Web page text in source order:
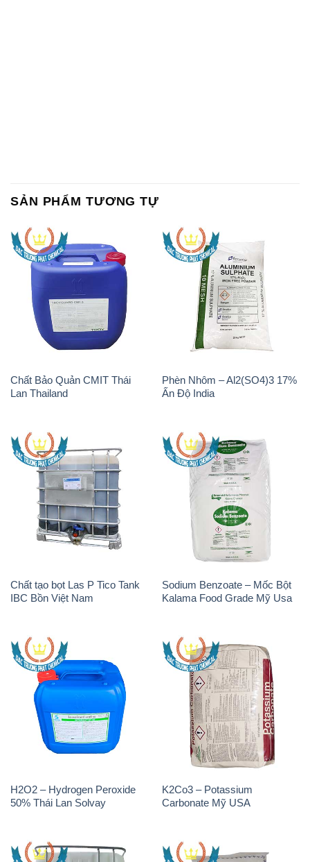
SẢN PHẨM TƯƠNG TỰ
Chất Bảo Quản CMIT Thái
Lan Thailand
Phèn Nhôm – Al2(SO4)3 17%
Ấn Độ India
Chất tạo bọt Las P Tico Tank
IBC Bồn Việt Nam
Sodium Benzoate – Mốc Bột
Kalama Food Grade Mỹ Usa
H2O2 – Hydrogen Peroxide
50% Thái Lan Solvay
K2Co3 – Potassium
Carbonate Mỹ USA